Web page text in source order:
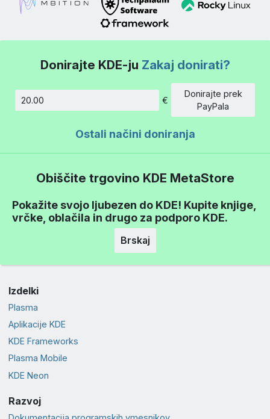
Donirajte KDE-ju Zakaj donirati?
Znesek
€
Donirajte prek
PayPala
Ostali načini doniranja
Obiščite trgovino KDE MetaStore
Pokažite svojo ljubezen do KDE! Kupite knjige,
vrčke, oblačila in drugo za podporo KDE.
Brskaj
Izdelki
Plasma
Aplikacije KDE
KDE Frameworks
Plasma Mobile
KDE Neon
Razvoj